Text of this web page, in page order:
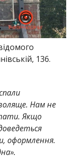
136.
Нам не
Якщо
оформлення.